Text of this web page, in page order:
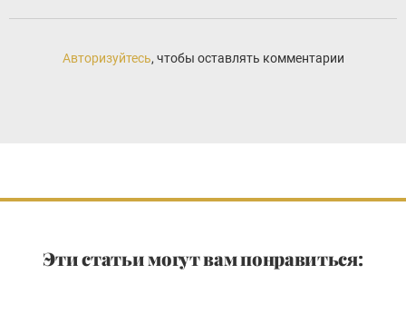
Авторизуйтесь, чтобы оставлять комментарии
Эти статьи могут вам понравиться: